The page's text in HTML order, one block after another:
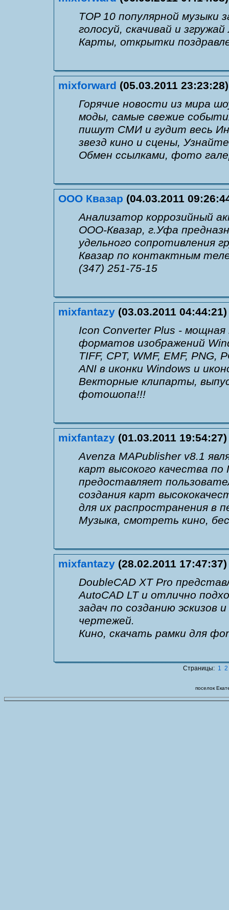
TOP 10 популярной
голосуй, скачивай и
Карты, открытки
mixforward (05.03.2011 23:23:28)
Горячие новости из мира
моды, cамые свежие
пишут СМИ и гудит весь
звезд кино и сцены,
Обмен ссылками, фото
ООО Квазар (04.03.2011
Анализатор коррозийный
ООО-Квазар, г.Уфа
удельного сопротивления
Квазар по контактным
(347) 251-75-15
mixfantazy (03.03.2011 04:44:21)
Icon Converter Plus -
форматов изображений
TIFF, CPT, WMF, EMF, PNG,
ANI в иконки Windows и
Векторные клипарты,
фотошопа!!!
mixfantazy (01.03.2011 19:54:27)
Avenza MAPublisher v8.1
карт высокого качества
предоставляет
создания карт
для их распространения в
Музыка, смотреть кино,
mixfantazy (28.02.2011 17:47:37)
DoubleCAD XT Pro
AutoCAD LT и отлично
задач по созданию эскизов
чертежей.
Кино, скачать рамки для
Страницы: 1 2
поселок